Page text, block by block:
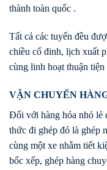
thành toàn quốc .
Tất cả các tuyến đều
chiều cố đinh, lịch xuất
cùng linh hoạt thuận
VẬN CHUYỂN
Đối với hàng hóa nhỏ lẻ
thức đi ghép đó là ghép
cùng một xe nhằm tiết
bốc xếp, ghép hàng